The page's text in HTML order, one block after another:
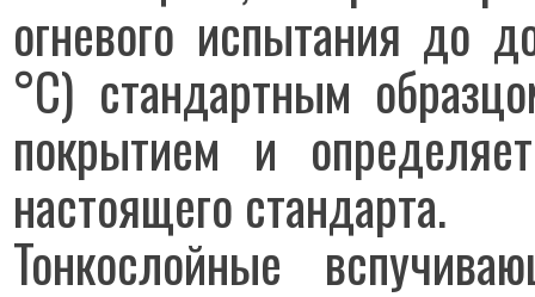
огневого испытания до
°С) стандартным
покрытием и
настоящего стандарта.
Тонкослойные